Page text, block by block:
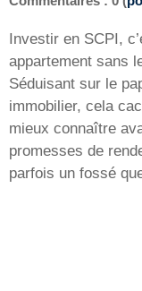
Investir en SCPI,
appartement sans
Séduisant sur le
immobilier, cela
mieux connaître
promesses de
parfois un fossé